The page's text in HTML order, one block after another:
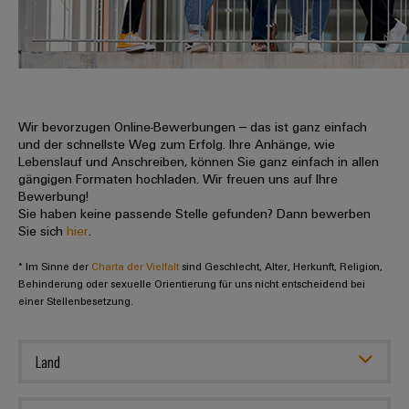
erlebbar
werden.
Datencenter
Produkte
für
Rechenzentren
–
effizient,
zuverlässig,
skalierbar
Energiespeicher
Lösungen
und
Anschlusstechnologie
DC-
u-
OS
Edge
Computing
Industrial
5G
Single
Leiterplattenklemmen
Gehäusesysteme
komponenten
Kabeleinführungssysteme
und
-
komponenten
Anschlussleitungen,
Patchkabel
Fast
Delivery
Beratung
und
digitale
Planung
easyConnect
-
Ihre
uns
Promotionfahrzeug
Distribution
Info
für
unsere
Partner
Vertrieb
Weidmüller
Zahlen
Unser
Vorstand
Nachhaltigkeit
Academy
People
Karriere
Stellen
für
Berufserfahrene
Für
Studierende
Werkstudententätigkeiten
Praktika
Abschlussarbeiten
Wir bevorzugen Online-Bewerbungen – das ist ganz einfach
und der schnellste Weg zum Erfolg. Ihre Anhänge, wie
Lebenslauf und Anschreiben, können Sie ganz einfach in allen
gängigen Formaten hochladen. Wir freuen uns auf Ihre
Bewerbung!
Sie haben keine passende Stelle gefunden? Dann bewerben
Sie sichhier
* Im Sinne der Charta der Vielfalt sind Geschlecht, Alter, Herkunft, Religion,
Behinderung oder sexuelle Orientierung für uns nicht entscheidend bei
einer Stellenbesetzung.
Land